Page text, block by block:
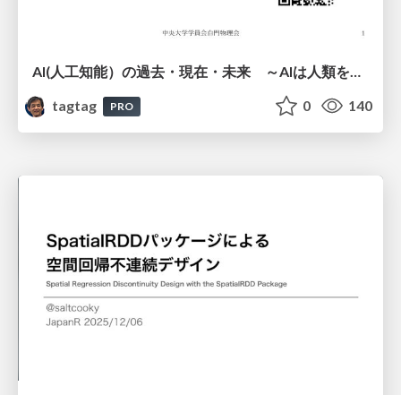
AI(人工知能）の過去・現在・未来 ～AIは人類を越えるのか～
tagtag
PRO 0 140